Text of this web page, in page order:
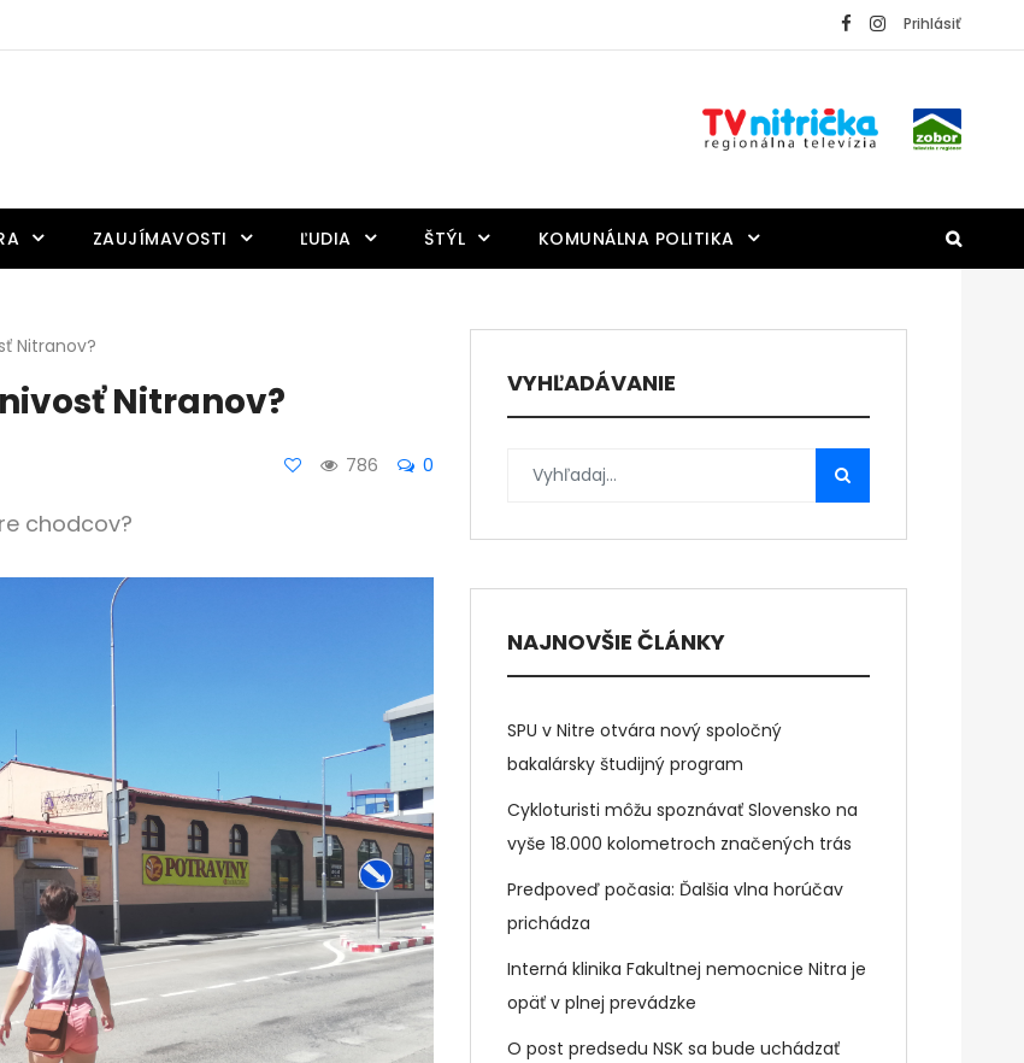
Prihlásiť
ZAUJÍMAVOSTI ĽUDIA ŠTÝL KOMUNÁLNA POLITIKA
Nitranov?
Nitranov?
786 0
chodcov?
VYHĽADÁVANIE
NAJNOVŠIE ČLÁNKY
SPU v Nitre otvára nový spoločný
bakalársky študijný program
Cykloturisti môžu spoznávať Slovensko na
vyše 18.000 kolometroch značených trás
Predpoveď počasia: Ďalšia vlna horúčav
prichádza
Interná klinika Fakultnej nemocnice Nitra je
opäť v plnej prevádzke
O post predsedu NSK sa bude uchádzať